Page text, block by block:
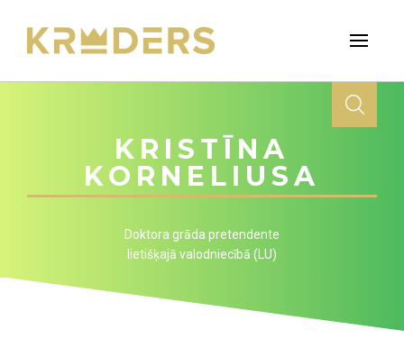
KRISTĪNA
KORNELIUSA
Doktora grāda pretendente
lietišķajā valodniecībā (LU)